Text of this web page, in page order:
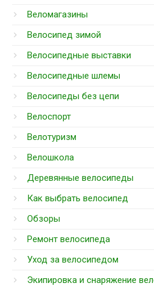
Веломагазины
Велосипед зимой
Велосипедные выставки
Велосипедные шлемы
Велосипеды без цепи
Велоспорт
Велотуризм
Велошкола
Деревянные велосипеды
Как выбрать велосипед
Обзоры
Ремонт велосипеда
Уход за велосипедом
Экипировка и снаряжение